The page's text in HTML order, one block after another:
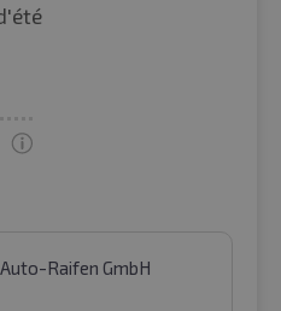
Raifen GmbH